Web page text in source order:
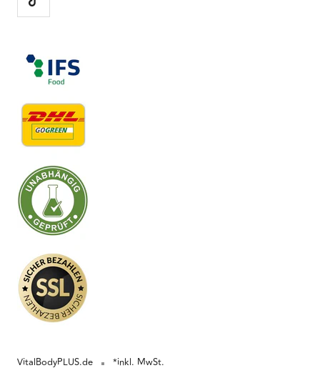
VitalBodyPLUS.de *inkl. MwSt.